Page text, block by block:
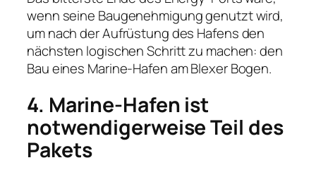
wenn seine Baugenehmigung genutzt wird,
um nach der Aufrüstung des Hafens den
nächsten logischen Schritt zu machen: den
Bau eines Marine-Hafen am Blexer Bogen.
4. Marine-Hafen ist
notwendigerweise Teil des
Pakets